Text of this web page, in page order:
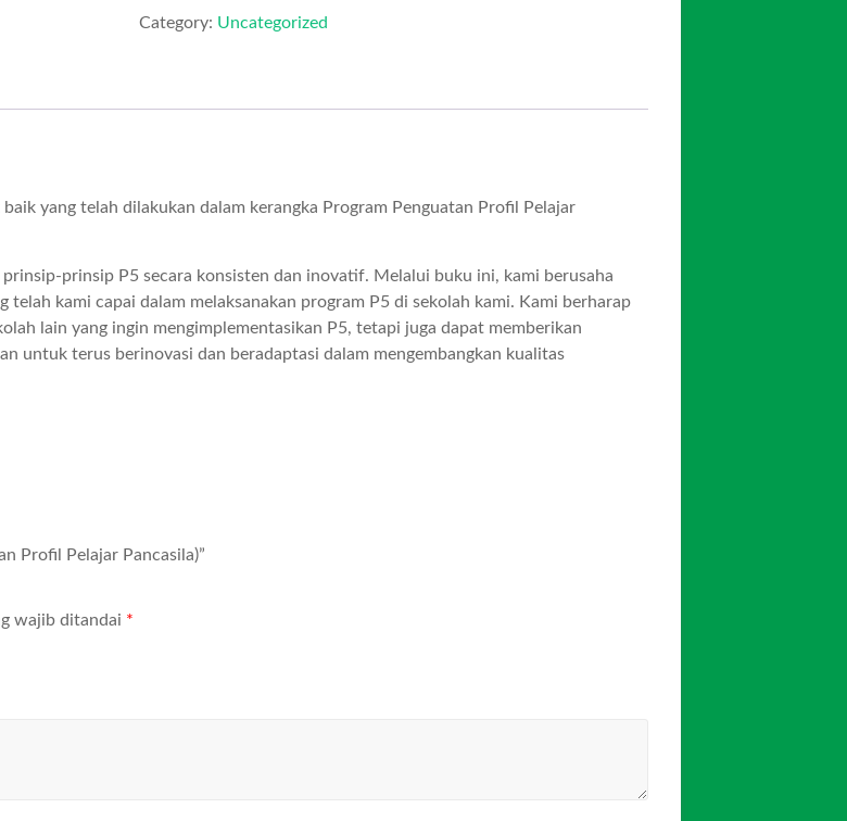
Category: Uncategorized
yang telah dilakukan dalam kerangka Program Penguatan Profil Pelajar
prinsip P5 secara konsisten dan inovatif. Melalui buku ini, kami berusaha
telah kami capai dalam melaksanakan program P5 di sekolah kami. Kami berharap
lain yang ingin mengimplementasikan P5, tetapi juga dapat memberikan
untuk terus berinovasi dan beradaptasi dalam mengembangkan kualitas
Profil Pelajar Pancasila)”
wajib ditandai *